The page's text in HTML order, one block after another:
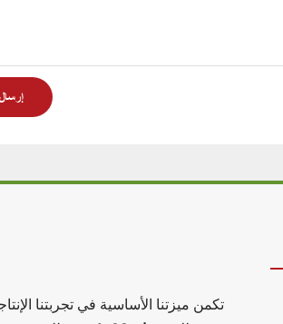
تكمن ميزتنا الأساسية في تجربتنا